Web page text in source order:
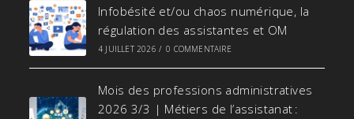
Infobésité et/ou chaos numérique, la
régulation des assistantes et OM
4 JUILLET 2026 / 0 COMMENTAIRE
Mois des professions administratives
2026 3/3 | Métiers de l’assistanat :